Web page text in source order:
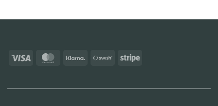
Visa MasterCardKlarna Swish
Stripe